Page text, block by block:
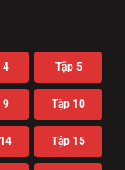
4 Tập 5
9 Tập 10
Tập 15